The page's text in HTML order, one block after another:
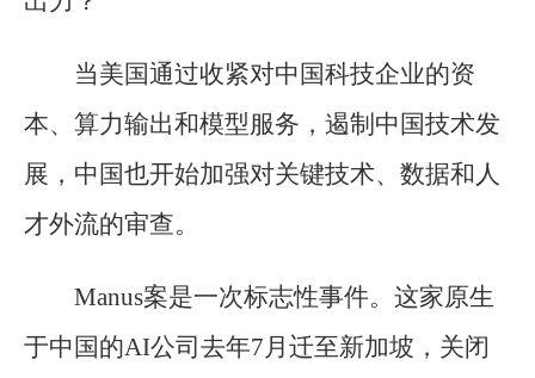
当美国通过收紧对中国科技企业的资
本、算力输出和模型服务，遏制中国技术发
展，中国也开始加强对关键技术、数据和人
才外流的审查。
Manus案是一次标志性事件。这家原生
于中国的AI公司去年7月迁至新加坡，关闭